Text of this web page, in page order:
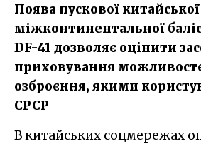
Поява пускової китайської
міжконтинентальної
DF-41 дозволяє оцінити
приховування
озброєння, якими
СРСР
В китайських соцмережах опублікували